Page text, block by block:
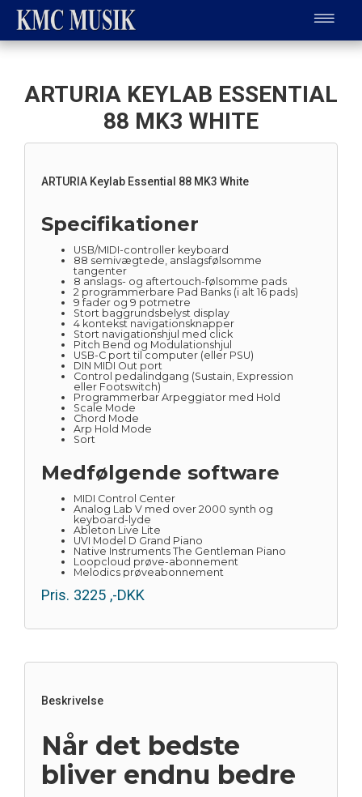
ARTURIA KEYLAB ESSENTIAL
88 MK3 WHITE
ARTURIA Keylab Essential 88 MK3 White
Specifikationer
USB/MIDI-controller keyboard
88 semivægtede, anslagsfølsomme
tangenter
8 anslags- og aftertouch-følsomme pads
2 programmerbare Pad Banks (i alt 16 pads)
9 fader og 9 potmetre
Stort baggrundsbelyst display
4 kontekst navigationsknapper
Stort navigationshjul med click
Pitch Bend og Modulationshjul
USB-C port til computer (eller PSU)
DIN MIDI Out port
Control pedalindgang (Sustain, Expression
eller Footswitch)
Programmerbar Arpeggiator med Hold
Scale Mode
Chord Mode
Arp Hold Mode
Sort
Medfølgende software
MIDI Control Center
Analog Lab V med over 2000 synth og
keyboard-lyde
Ableton Live Lite
UVI Model D Grand Piano
Native Instruments The Gentleman Piano
Loopcloud prøve-abonnement
Melodics prøveabonnement
Pris. 3225 ,-DKK
Beskrivelse
Når det bedste
bliver endnu bedre